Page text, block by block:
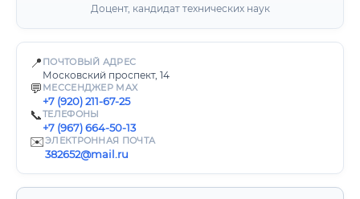
Доцент, кандидат технических наук
📍 ПОЧТОВЫЙ АДРЕС
Московский проспект, 14
💬 МЕССЕНДЖЕР MAX
+7 (920) 211-67-25
📞ТЕЛЕФОНЫ
+7 (967) 664-50-13
✉️ЭЛЕКТРОННАЯ ПОЧТА
382652@mail.ru